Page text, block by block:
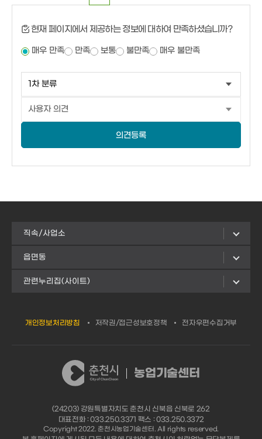
현재 페이지에서 제공하는 정보에 대하여 만족하셨습니까?
매우 만족 만족 보통 불만족 매우 불만족
의견등록
직속/사업소
읍면동
관련누리집(사이트)
개인정보처리방침 저작권/접근성보호정책 전자우편수집거부
농업기술센터
(24203) 강원특별자치도 춘천시 신북읍 신북로 262
대표전화 : 033.250.3371 팩스 : 033.250.3372
Copyright 2022. 춘천시농업기술센터. All rights reserved.